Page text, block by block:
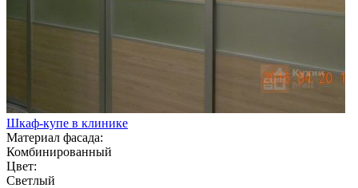
Шкаф-купе в клинике
Материал фасада:
Комбинированный
Цвет:
Светлый